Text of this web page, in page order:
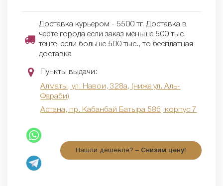
Доставка курьером - 5500 тг. Доставка в
черте города если заказ меньше 500 тыс.
тенге, если больше 500 тыс., то бесплатная
доставка
Пункты выдачи:
Алматы, ул. Навои, 328а, (ниже ул. Аль-
Фараби)
Астана, пр. Кабанбай Батыра 58б, корпус 7
Нашли дешевле? – Снизим цену!